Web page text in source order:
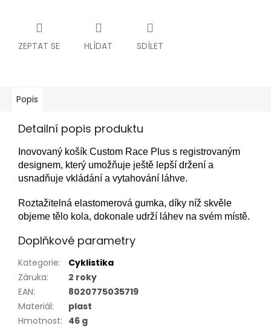
ZEPTAT SE HLÍDAT SDÍLET
Popis
Detailní popis produktu
Inovovaný košík Custom Race Plus s registrovaným
designem, který umožňuje ještě lepší držení a
usnadňuje vkládání a vytahování láhve.
Roztažitelná elastomerová gumka, díky níž skvěle
objeme tělo kola, dokonale udrží láhev na svém místě.
Doplňkové parametry
Kategorie:
Cyklistika
Záruka:
2 roky
EAN:
8020775035719
Materiál:
plast
Hmotnost: 46 g